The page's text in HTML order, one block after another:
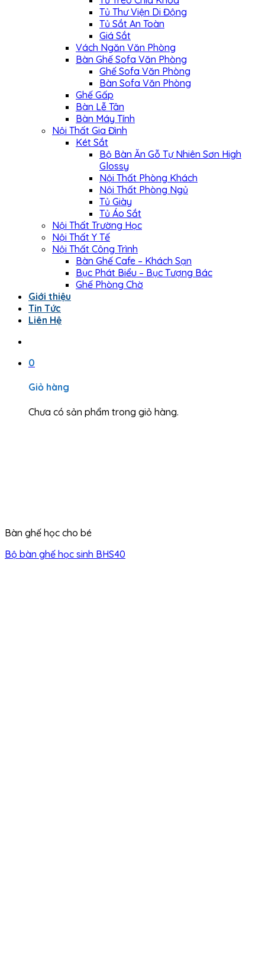
Tủ Thư Viện Di Động
Tủ Sắt An Toàn
Giá Sắt
Vách Ngăn Văn Phòng
Bàn Ghế Sofa Văn Phòng
Ghế Sofa Văn Phòng
Bàn Sofa Văn Phòng
Ghế Gấp
Bàn Lễ Tân
Bàn Máy Tính
Nội Thất Gia Đình
Két Sắt
Bộ Bàn Ăn Gỗ Tự Nhiên Sơn High
Glossy
Nội Thất Phòng Khách
Nội Thất Phòng Ngủ
Tủ Giày
Tủ Áo Sắt
Nội Thất Trường Học
Nội Thất Y Tế
Nội Thất Công Trình
Bàn Ghế Cafe – Khách Sạn
Bục Phát Biểu – Bục Tượng Bác
Ghế Phòng Chờ
Giới thiệu
Tin Tức
Liên Hệ
0
Giỏ hàng
Chưa có sản phẩm trong giỏ hàng.
Bàn ghế học cho bé
Bộ bàn ghế học sinh BHS40